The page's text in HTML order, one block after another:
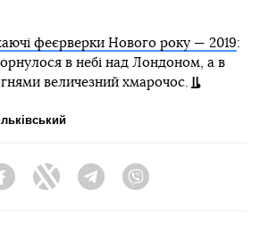
феєрверки Нового року — 2019:
в небі над Лондоном, а в
величезний хмарочос.
FacebookTwitter Telegram